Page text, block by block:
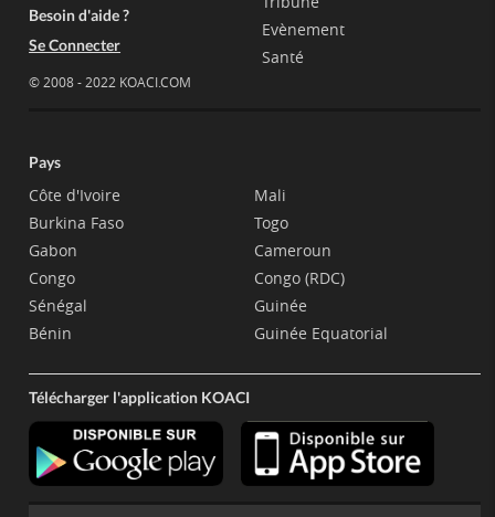
Besoin d'aide ?
Se Connecter
© 2008 - 2022 KOACI.COM
Evènement
Santé
Pays
Côte d'Ivoire
Burkina Faso
Gabon
Congo
Sénégal
Bénin
Mali
Togo
Cameroun
Congo (RDC)
Guinée
Guinée Equatorial
Télécharger l'application KOACI